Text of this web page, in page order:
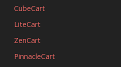
CubeCart
LiteCart
ZenCart
PinnacleCart